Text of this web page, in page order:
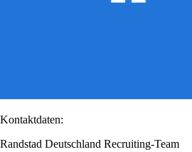
Kontaktdaten:
Randstad Deutschland Recruiting-Team